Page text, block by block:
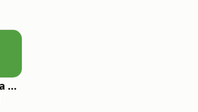
Radio Cariamanga RC PLUS